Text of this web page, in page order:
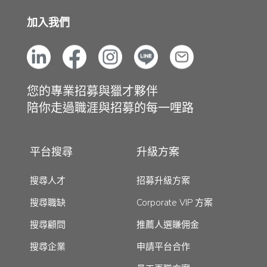
加入我們
您的專業招募與獵才夥伴
陪你走過職涯與招募的每一哩路
平台搜尋
搜尋人才
搜尋職缺
搜尋顧問
搜尋企業
升級方案
招募升級方案
Corporate VIP 方案
推薦人選賺佣金
申請平台合作